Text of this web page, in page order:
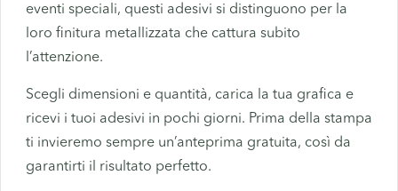
eventi speciali, questi adesivi si distinguono per la
loro finitura metallizzata che cattura subito
l’attenzione.
Scegli dimensioni e quantità, carica la tua grafica e
ricevi i tuoi adesivi in pochi giorni. Prima della stampa
ti invieremo sempre un’anteprima gratuita, così da
garantirti il risultato perfetto.